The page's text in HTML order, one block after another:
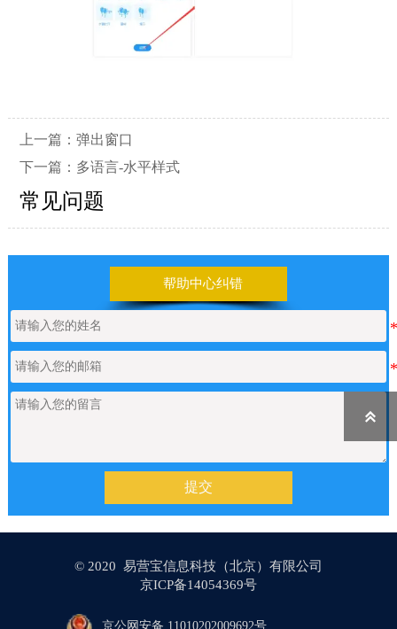
上一篇： 弹出窗口
下一篇： 多语言-水平样式
常见问题
帮助中心纠错
提交
© 2020 易营宝信息科技（北京）有限公司
京ICP备14054369号
京公网安备 11010202009692号
